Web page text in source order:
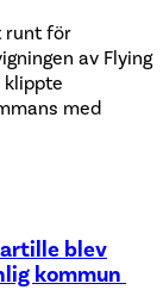
runt för
av Flying
klippte
med
blev
kommun